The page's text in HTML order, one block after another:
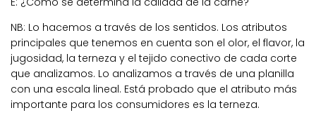
NB: Lo hacemos a través de los sentidos. Los atributos
principales que tenemos en cuenta son el olor, el flavor, la
jugosidad, la terneza y el tejido conectivo de cada corte
que analizamos. Lo analizamos a través de una planilla
con una escala lineal. Está probado que el atributo más
importante para los consumidores es la terneza.